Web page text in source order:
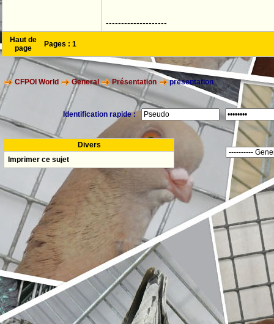
--------------------
Haut de
page
Pages : 1
CFPOI World General Présentation presentation
Identification rapide :
Divers
Imprimer ce sujet